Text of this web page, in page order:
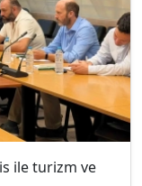
ile turizm ve